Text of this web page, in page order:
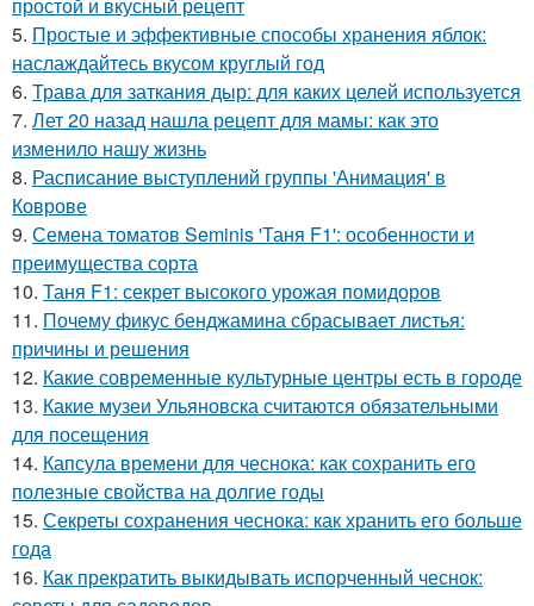
простой и вкусный рецепт
5. Простые и эффективные способы хранения яблок:
наслаждайтесь вкусом круглый год
6. Трава для заткания дыр: для каких целей используется
7. Лет 20 назад нашла рецепт для мамы: как это
изменило нашу жизнь
8. Расписание выступлений группы 'Анимация' в
Коврове
9. Семена томатов Seminis 'Таня F1': особенности и
преимущества сорта
10. Таня F1: секрет высокого урожая помидоров
11. Почему фикус бенджамина сбрасывает листья:
причины и решения
12. Какие современные культурные центры есть в городе
13. Какие музеи Ульяновска считаются обязательными
для посещения
14. Капсула времени для чеснока: как сохранить его
полезные свойства на долгие годы
15. Секреты сохранения чеснока: как хранить его больше
года
16. Как прекратить выкидывать испорченный чеснок: